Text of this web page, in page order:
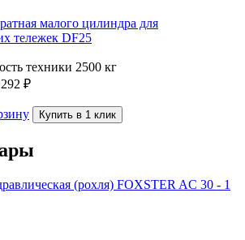
малого цилиндра для
тележек DF25
техники 2500 кг
292 ₽
Купить в 1 клик